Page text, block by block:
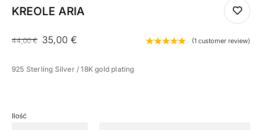
KREOLE ARIA
44,00€ 35,00 € (1 customer review)
925 Sterling Silver / 18K gold plating
Ilość